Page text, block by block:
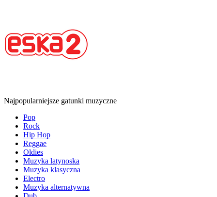
Najpopularniejsze gatunki muzyczne
Pop
Rock
Hip Hop
Reggae
Oldies
Muzyka latynoska
Muzyka klasyczna
Electro
Muzyka alternatywna